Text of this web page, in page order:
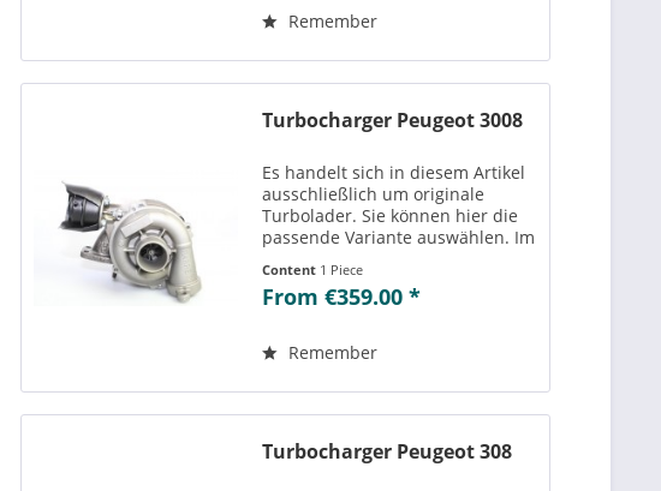
einsehen....
Remember
Turbocharger Peugeot 3008
Es handelt sich in diesem Artikel
ausschließlich um originale
Turbolader. Sie können hier die
passende Variante auswählen. Im
Teilenummern“ können Sie die zu
der ausgewählten Variante
einsehen....
Content 1 Piece
From €359.00 *
Remember
Turbocharger Peugeot 308